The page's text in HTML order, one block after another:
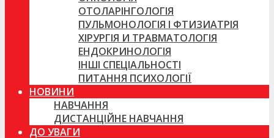
ОТОЛАРІНГОЛОГІЯ
ПУЛЬМОНОЛОГІЯ І ФТИЗИАТРІЯ
ХІРУРГІЯ И ТРАВМАТОЛОГІЯ
ЕНДОКРИНОЛОГІЯ
ІНШІ СПЕЦІАЛЬНОСТІ
ПИТАННЯ ПСИХОЛОГІЇ
НОВИНИ
НАВЧАННЯ
ДИСТАНЦІЙНЕ НАВЧАННЯ
ДО УВАГИ